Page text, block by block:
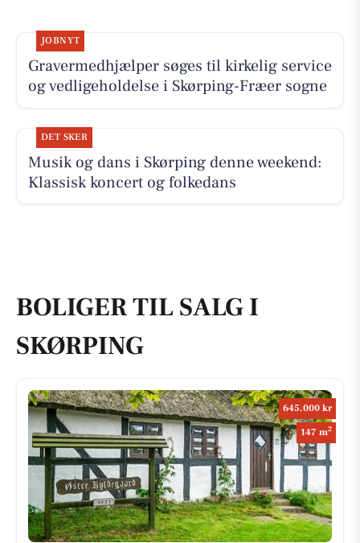
JOBNYT
Gravermedhjælper søges til kirkelig service
og vedligeholdelse i Skørping-Fræer sogne
DET SKER
Musik og dans i Skørping denne weekend:
Klassisk koncert og folkedans
BOLIGER TIL SALG I
SKØRPING
645.000 kr
147 m2